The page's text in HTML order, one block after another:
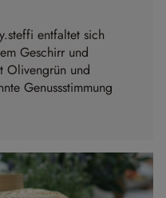
entfaltet sich
Geschirr und
Olivengrün und
Genussstimmung